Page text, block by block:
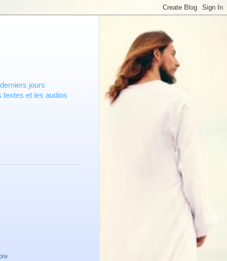
jours
textes et les audios